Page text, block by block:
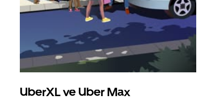
UberXL ve Uber Max